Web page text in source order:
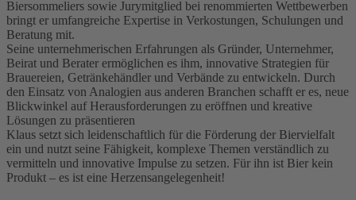
Biersommeliers sowie Jurymitglied bei renommierten Wettbewerben
bringt er umfangreiche Expertise in Verkostungen, Schulungen und
Beratung mit.
Seine unternehmerischen Erfahrungen als Gründer, Unternehmer,
Beirat und Berater ermöglichen es ihm, innovative Strategien für
Brauereien, Getränkehändler und Verbände zu entwickeln. Durch
den Einsatz von Analogien aus anderen Branchen schafft er es, neue
Blickwinkel auf Herausforderungen zu eröffnen und kreative
Lösungen zu präsentieren
Klaus setzt sich leidenschaftlich für die Förderung der Biervielfalt
ein und nutzt seine Fähigkeit, komplexe Themen verständlich zu
vermitteln und innovative Impulse zu setzen. Für ihn ist Bier kein
Produkt – es ist eine Herzensangelegenheit!